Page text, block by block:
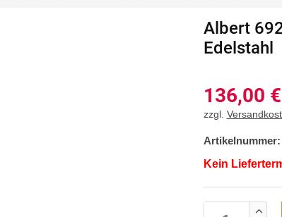
Albert
Edelstahl
136,00 €
zzgl.
Artikelnummer:
Kein